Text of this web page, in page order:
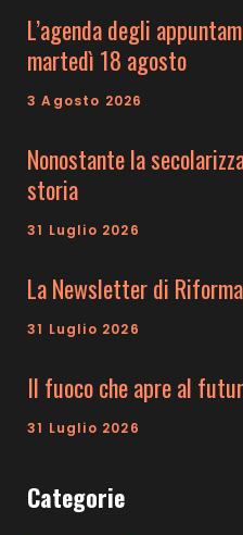
L’agenda degli
martedì 18 agosto
3 Agosto 2026
Nonostante la
storia
31 Luglio 2026
La Newsletter di
31 Luglio 2026
Il fuoco che apre al
31 Luglio 2026
Categorie